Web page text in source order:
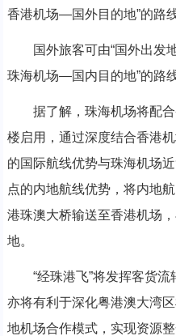
香港机场—国外目的地”的路
国外旅客可由“国外出发
珠海机场—国内目的地”的路
据了解，珠海机场将配合
楼启用，通过深度结合香港
的国际航线优势与珠海机场
点的内地航线优势，将内地
港珠澳大桥输送至香港机场
地。
“经珠港飞”将发挥客货流
亦将有利于深化粤港澳大湾
地机场合作模式，实现资源整